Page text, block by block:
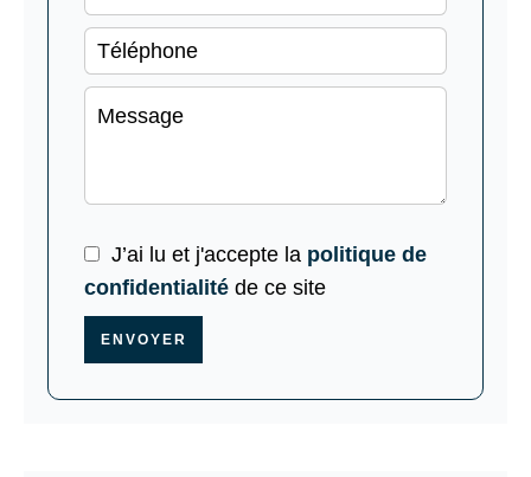
J’ai lu et j'accepte la politique de
confidentialité de ce site
ENVOYER